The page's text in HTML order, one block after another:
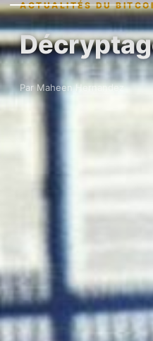
ACTUALITÉS DU
Par Maheen Hernandez